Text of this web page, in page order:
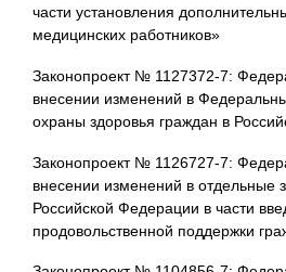
части установления
медицинских работников»
Законопроект № 1127372-7:
внесении изменений в
охраны здоровья граждан в
Законопроект № 1126727-7:
внесении изменений в отдельные
Российской Федерации в части
продовольственной поддержки